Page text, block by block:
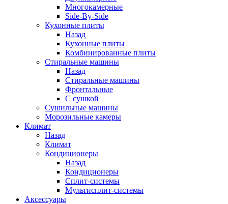
Многокамерные
Side-By-Side
Кухонные плиты
Назад
Кухонные плиты
Комбинированные плиты
Стиральные машины
Назад
Стиральные машины
Фронтальные
С сушкой
Сушильные машины
Морозильные камеры
Климат
Назад
Климат
Кондиционеры
Назад
Кондиционеры
Сплит-системы
Мультисплит-системы
Аксессуары